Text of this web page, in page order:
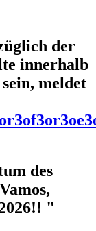
der
innerhalb
meldet
or3of3or3oe3
des
"